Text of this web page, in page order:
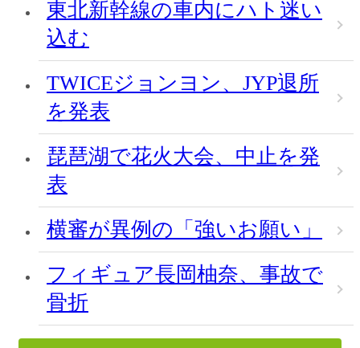
東北新幹線の車内にハト迷い
込む
TWICEジョンヨン、JYP退所
を発表
琵琶湖で花火大会、中止を発
表
横審が異例の「強いお願い」
フィギュア長岡柚奈、事故で
骨折